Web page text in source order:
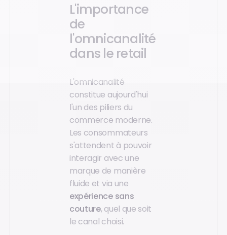
L'importance
de
l'omnicanalité
dans le retail
L'omnicanalité
constitue aujourd'hui
l'un des piliers du
commerce moderne.
Les consommateurs
s'attendent à pouvoir
interagir avec une
marque de manière
fluide et via une
expérience sans
couture, quel que soit
le canal choisi.